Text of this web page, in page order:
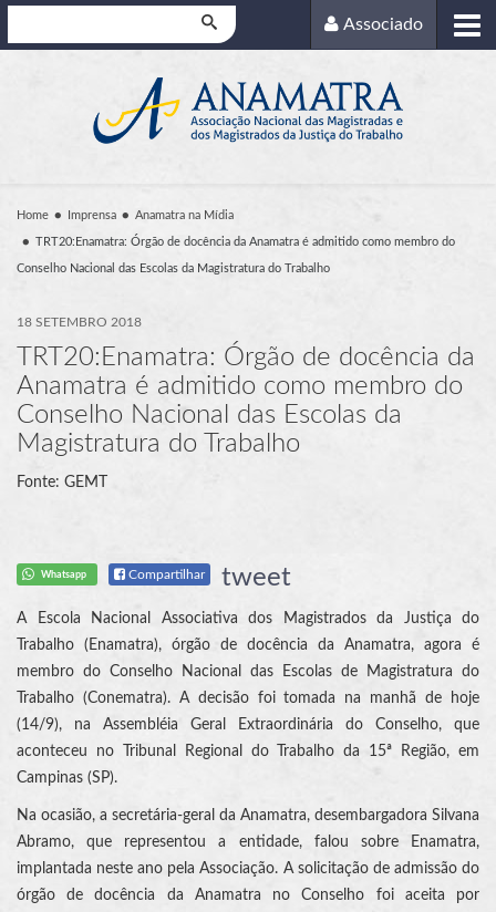
Associado
Home Imprensa Anamatra na Mídia
TRT20:Enamatra: Órgão de docência da Anamatra é admitido como membro do
Conselho Nacional das Escolas da Magistratura do Trabalho
18 SETEMBRO 2018
TRT20:Enamatra: Órgão de docência da
Anamatra é admitido como membro do
Conselho Nacional das Escolas da
Magistratura do Trabalho
Fonte: GEMT
Whatsapp Compartilhar tweet
A Escola Nacional Associativa dos Magistrados da Justiça do
Trabalho (Enamatra), órgão de docência da Anamatra, agora é
membro do Conselho Nacional das Escolas de Magistratura do
Trabalho (Conematra). A decisão foi tomada na manhã de hoje
(14/9), na Assembléia Geral Extraordinária do Conselho, que
aconteceu no Tribunal Regional do Trabalho da 15ª Região, em
Campinas (SP).
Na ocasião, a secretária-geral da Anamatra, desembargadora Silvana
Abramo, que representou a entidade, falou sobre Enamatra,
implantada neste ano pela Associação. A solicitação de admissão do
órgão de docência da Anamatra no Conselho foi aceita por